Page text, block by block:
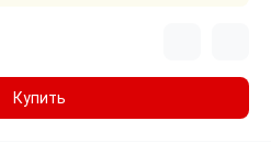
Купить